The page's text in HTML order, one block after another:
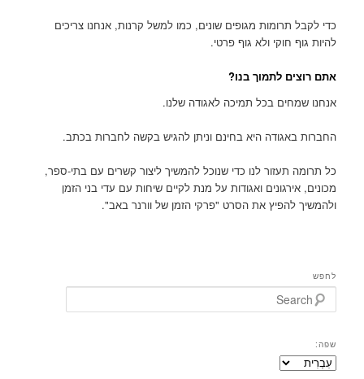
כדי לקבל תרומות מגופים שונים, כמו למשל קרנות, אנחנו צריכים
להיות גוף חוקי ולא גוף פרטי.
אתם רוצים לתמוך בנו?
אנחנו שמחים בכל תמיכה לאגודה שלנו.
החברות באגודה היא בחינם וניתן להגיש בקשה לחברות בכתב.
כל תרומה תעזור לנו כדי שנוכל להמשיך ליצור קשרים עם בתי-ספר,
מכונים, אירגונים ואגודות על מנת לקיים שיחות עם עדי בני הזמן
ולהמשיך להפיץ את הסרט "פרקי הזמן של וורנר באב".
לחפש
Search
שפה: